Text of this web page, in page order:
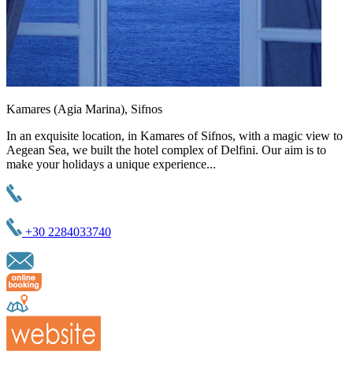
Kamares (Agia Marina), Sifnos
In an exquisite location, in Kamares of Sifnos, with a magic view to
Aegean Sea, we built the hotel complex of Delfini. Our aim is to
make your holidays a unique experience...
+30 2284033740